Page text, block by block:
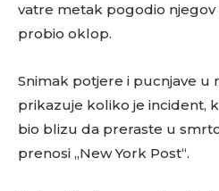
vatre metak pogodio njegov
probio oklop.
Snimak potjere i pucnjave u
prikazuje koliko je incident,
bio blizu da preraste u
prenosi „New York Post“.